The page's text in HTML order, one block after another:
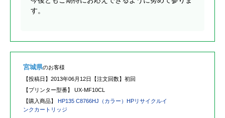
す。
宮城県のお客様
【投稿日】 2013年06月12日 【注文回数】 初回
【プリンター型番】 UX-MF10CL
【購入商品】 HP135 C8766HJ（カラー）HPリサイクルイ
ンクカートリッジ